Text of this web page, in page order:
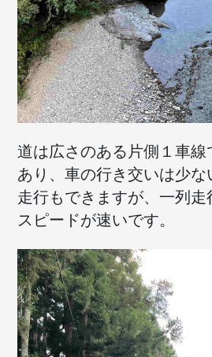
道は広さのある片側１車
あり、車の行き交いは少な
走行もできますが、一列
スピードが速いです。